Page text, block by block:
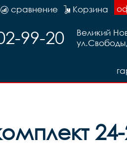
Корзина
сравнение
Великий
99-20